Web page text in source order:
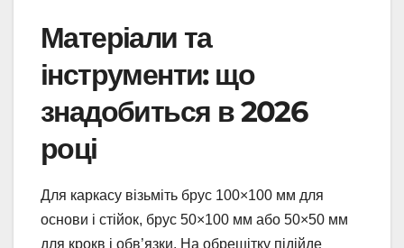
Матеріали та
інструменти: що
знадобиться в 2026
році
Для каркасу візьміть брус 100×100 мм для
основи і стійок, брус 50×100 мм або 50×50 мм
для крокв і обв’язки. На обрешітку підійде